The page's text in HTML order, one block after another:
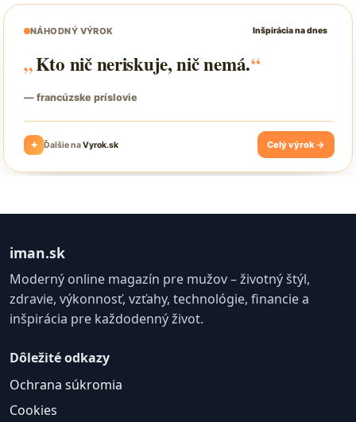
iman.sk
Moderný online magazín pre mužov – životný štýl,
zdravie, výkonnosť, vzťahy, technológie, financie a
inšpirácia pre každodenný život.
Dôležité odkazy
Ochrana súkromia
Cookies